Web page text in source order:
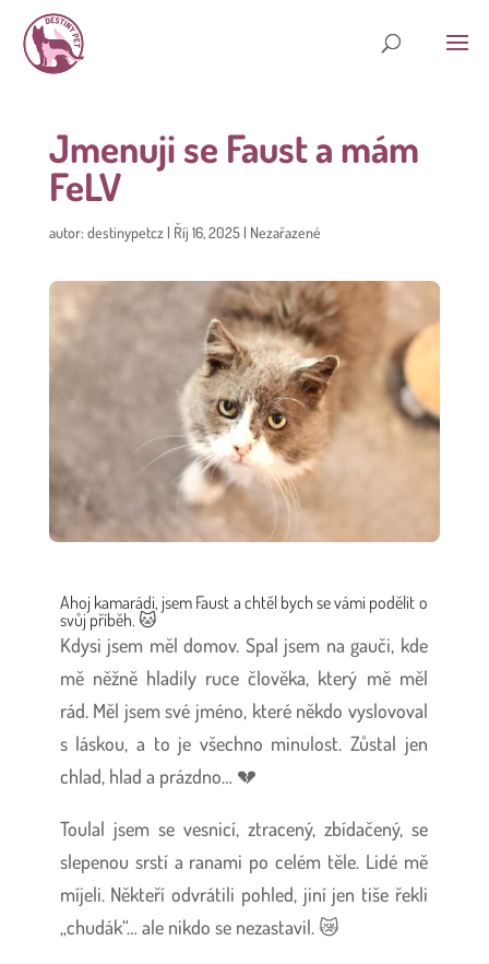
Jmenuji se Faust a mám
FeLV
autor: destinypetcz | Říj 16, 2025| Nezařazené
Ahoj kamarádi, jsem Faust a chtěl bych se vámi podělit o
svůj příběh. 🐱
Kdysi jsem měl domov. Spal jsem na gauči, kde
mě něžně hladily ruce člověka, který mě měl
rád. Měl jsem své jméno, které někdo vyslovoval
s láskou, a to je všechno minulost. Zůstal jen
chlad, hlad a prázdno… 💔
Toulal jsem se vesnicí, ztracený, zbídačený, se
slepenou srstí a ranami po celém těle. Lidé mě
míjeli. Někteří odvrátili pohled, jiní jen tiše řekli
„chudák“… ale nikdo se nezastavil. 😿